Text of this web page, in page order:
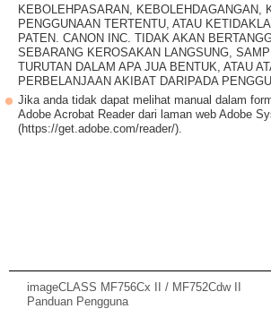
KEBOLEHPASARAN, KEBOLEHDAGANGAN,
PENGGUNAAN TERTENTU, ATAU
PATEN. CANON INC. TIDAK AKAN
SEBARANG KEROSAKAN LANGSUNG,
TURUTAN DALAM APA JUA BENTUK, ATAU
PERBELANJAAN AKIBAT DARIPADA
Jika anda tidak dapat melihat manual dalam
Adobe Acrobat Reader dari laman web Adobe
(https://get.adobe.com/reader/).
imageCLASS MF756Cx II / MF752Cdw II
Panduan Pengguna